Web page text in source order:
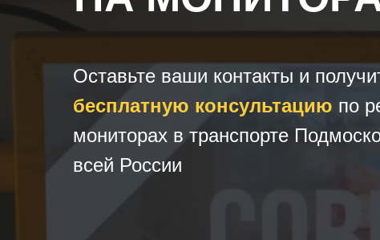
Оставьте ваши контакты и
бесплатную консультацию по
мониторах в транспорте
всей России